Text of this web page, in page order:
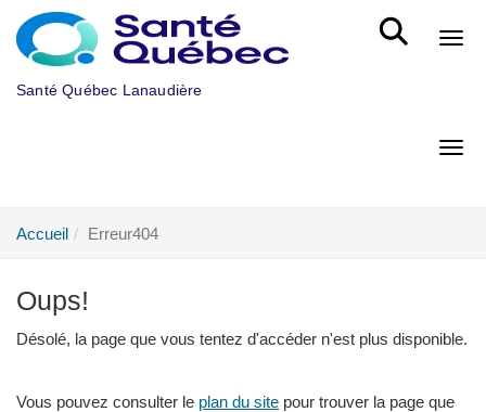
Aller au menu principal
Santé Québec Lanaudière
Accueil Erreur404
Oups!
Désolé, la page que vous tentez d'accéder n'est plus disponible.
Vous pouvez consulter le plan du site pour trouver la page que